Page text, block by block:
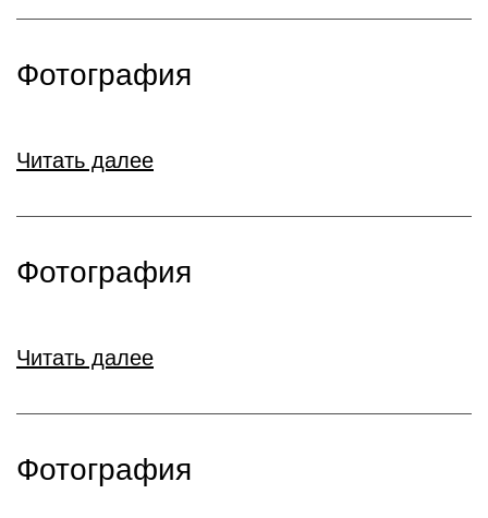
Фотография
Читать далее
Фотография
Читать далее
Фотография